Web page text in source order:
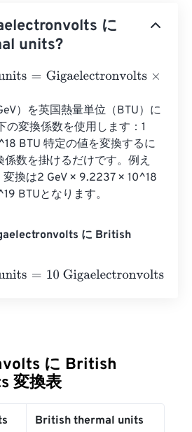
に
units?
=Gigaelectronvolts×
）を英国熱量単位（BTU）に
の変換係数を使用します：1
BTU 特定の値を変換するに
係数を掛けるだけです。例え
換は2 GeV × 9.2237 × 10^18
BTUとなります。
に British
=10 Gigaelectronvolts×
に British
変換表
British thermal units